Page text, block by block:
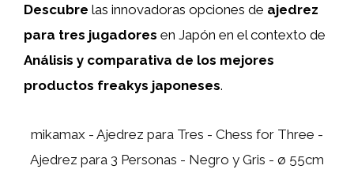
Descubre las innovadoras opciones de ajedrez
para tres jugadores en Japón en el contexto de
Análisis y comparativa de los mejores
productos freakys japoneses.
mikamax - Ajedrez para Tres - Chess for Three -
Ajedrez para 3 Personas - Negro y Gris - ø 55cm